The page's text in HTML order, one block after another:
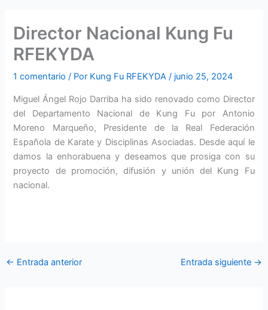
Director Nacional Kung Fu
RFEKYDA
1 comentario / Por Kung Fu RFEKYDA/ junio 25, 2024
Miguel Ángel Rojo Darriba ha sido renovado como Director
del Departamento Nacional de Kung Fu por Antonio
Moreno Marqueño, Presidente de la Real Federación
Española de Karate y Disciplinas Asociadas. Desde aquí le
damos la enhorabuena y deseamos que prosiga con su
proyecto de promoción, difusión y unión del Kung Fu
nacional.
← Entrada anterior Entrada siguiente →